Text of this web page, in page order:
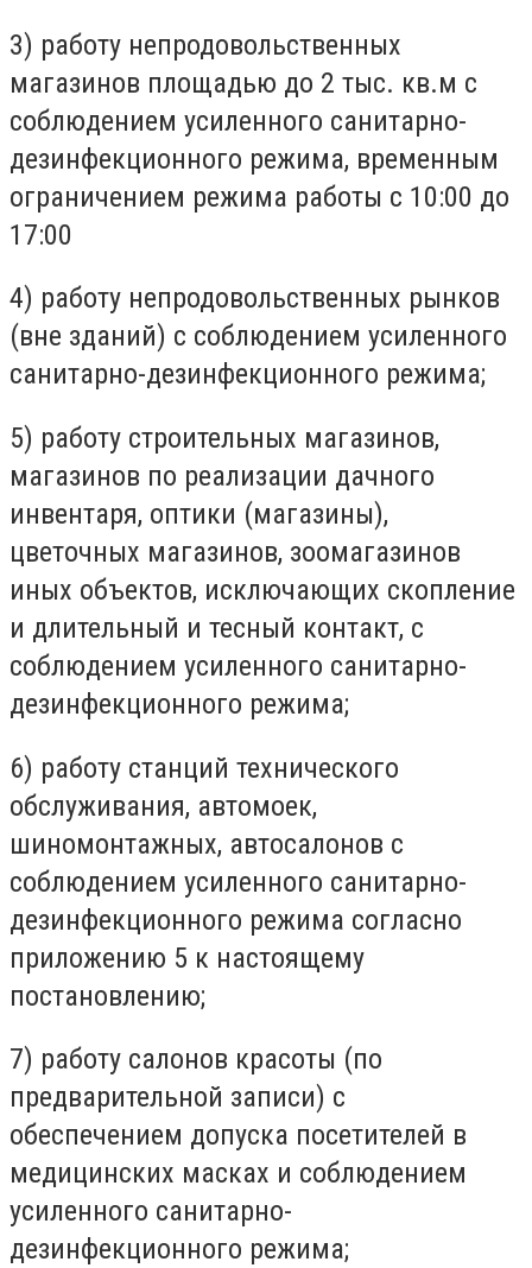
3) работу непродовольственных
магазинов площадью до 2 тыс. кв.м с
соблюдением усиленного санитарно-
дезинфекционного режима, временным
ограничением режима работы с 10:00 до
17:00
4) работу непродовольственных рынков
(вне зданий) с соблюдением усиленного
санитарно-дезинфекционного режима;
5) работу строительных магазинов,
магазинов по реализации дачного
инвентаря, оптики (магазины),
цветочных магазинов, зоомагазинов
иных объектов, исключающих скопление
и длительный и тесный контакт, с
соблюдением усиленного санитарно-
дезинфекционного режима;
6) работу станций технического
обслуживания, автомоек,
шиномонтажных, автосалонов с
соблюдением усиленного санитарно-
дезинфекционного режима согласно
приложению 5 к настоящему
постановлению;
7) работу салонов красоты (по
предварительной записи) с
обеспечением допуска посетителей в
медицинских масках и соблюдением
усиленного санитарно-
дезинфекционного режима;